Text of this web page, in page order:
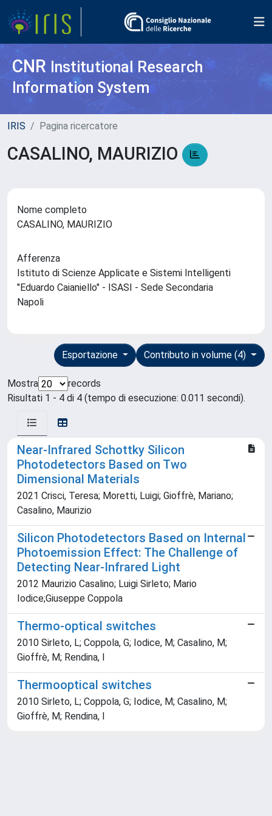
CNR Institutional Research
Information System
IRIS Pagina ricercatore
CASALINO, MAURIZIO
Nome completo
CASALINO, MAURIZIO
Afferenza
Istituto di Scienze Applicate e Sistemi Intelligenti
"Eduardo Caianiello" - ISASI - Sede Secondaria
Napoli
Contributo in volume (4)
Esportazione
Mostra
records
Risultati 1 - 4 di 4 (tempo di esecuzione: 0.011 secondi).
Near-Infrared Schottky Silicon
Photodetectors Based on Two
Dimensional Materials
2021 Crisci, Teresa; Moretti, Luigi; Gioffrè, Mariano;
Casalino, Maurizio
Silicon Photodetectors Based on Internal
Photoemission Effect: The Challenge of
Detecting Near-Infrared Light
2012 Maurizio Casalino; Luigi Sirleto; Mario
Iodice;Giuseppe Coppola
Thermo-optical switches
2010 Sirleto, L; Coppola, G; Iodice, M; Casalino, M;
Gioffrè, M; Rendina, I
Thermooptical switches
2010 Sirleto, L; Coppola, G; Iodice, M; Casalino, M;
Gioffrè, M; Rendina, I